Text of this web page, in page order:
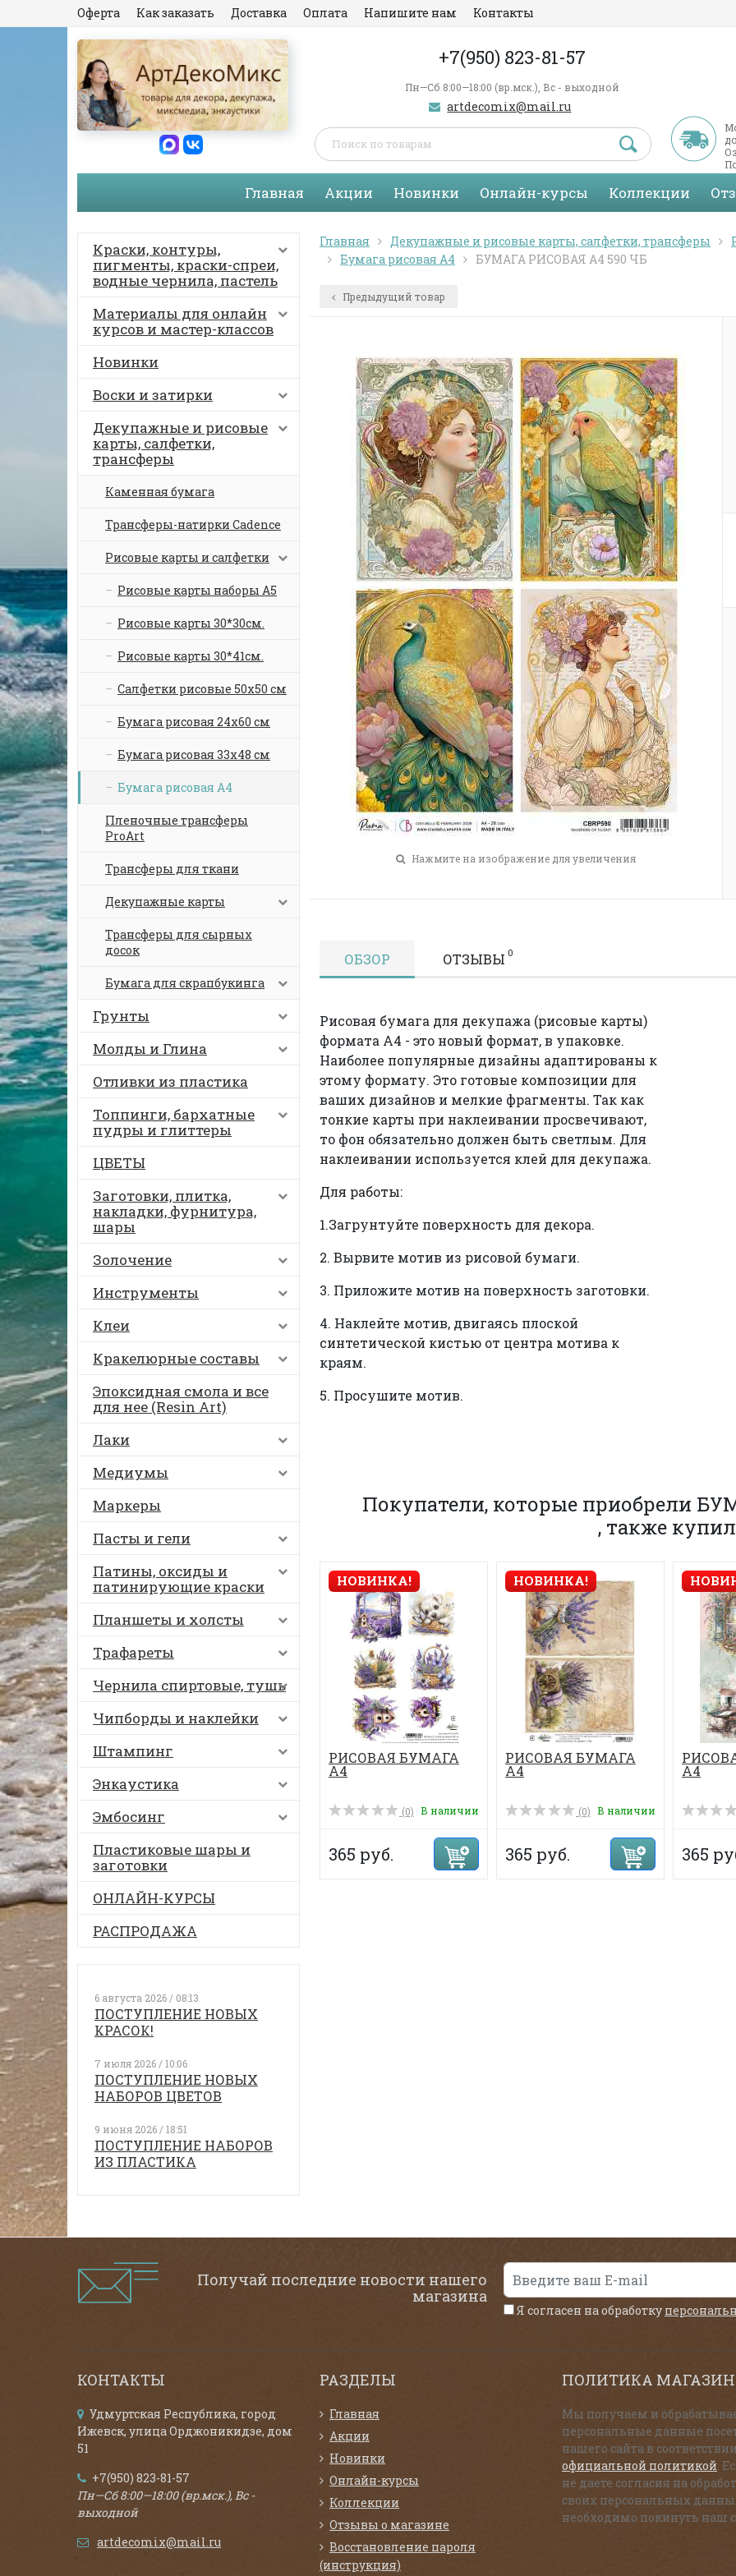
Оферта Как заказать Доставка Оплата Напишите нам Контакты
+7(950) 823-81-57
Пн—Сб 8:00—18:00 (вр.мск.), Вс - выходной
artdecomix@mail.ru
Главная Акции Новинки Онлайн-курсы Коллекции
Краски, контуры,
пигменты, краски-спреи,
водные чернила, пастель
Материалы для онлайн
курсов и мастер-классов
Новинки
Воски и затирки
Декупажные и рисовые
карты, салфетки,
трансферы
Каменная бумага
Трансферы-натирки Cadence
Рисовые карты и салфетки
Рисовые карты наборы А5
Рисовые карты 30*30см.
Рисовые карты 30*41см.
Салфетки рисовые 50х50 см
Бумага рисовая 24х60 см
Бумага рисовая 33х48 см
Бумага рисовая А4
Пленочные трансферы
ProArt
Трансферы для ткани
Декупажные карты
Трансферы для сырных
досок
Бумага для скрапбукинга
Грунты
Молды и Глина
Отливки из пластика
Топпинги, бархатные
пудры и глиттеры
ЦВЕТЫ
Заготовки, плитка,
накладки, фурнитура,
шары
Золочение
Инструменты
Клеи
Кракелюрные составы
Эпоксидная смола и все
для нее (Resin Art)
Лаки
Медиумы
Маркеры
Пасты и гели
Патины, оксиды и
патинирующие краски
Планшеты и холсты
Трафареты
Чернила спиртовые, тушь
Чипборды и наклейки
Штампинг
Энкаустика
Эмбосинг
Пластиковые шары и
заготовки
ОНЛАЙН-КУРСЫ
РАСПРОДАЖА
6 августа 2026 / 08:13
ПОСТУПЛЕНИЕ НОВЫХ
КРАСОК!
7 июля 2026 / 10:06
ПОСТУПЛЕНИЕ НОВЫХ
НАБОРОВ ЦВЕТОВ
9 июня 2026 / 18:51
ПОСТУПЛЕНИЕ НАБОРОВ
ИЗ ПЛАСТИКА
Главная Декупажные и рисовые карты, салфетки, трансферы
Бумага рисовая А4
БУМАГА РИСОВАЯ А4 590 ЧБ
Предыдущий товар
Нажмите на изображение для увеличения
ОБЗОР ОТЗЫВЫ 0
Рисовая бумага для декупажа (рисовые карты)
формата А4 - это новый формат, в упаковке.
Наиболее популярные дизайны адаптированы к
этому формату. Это готовые композиции для
ваших дизайнов и мелкие фрагменты. Так как
тонкие карты при наклеивании просвечивают,
то фон обязательно должен быть светлым. Для
наклеивании используется клей для декупажа.
Для работы:
1.Загрунтуйте поверхность для декора.
2. Вырвите мотив из рисовой бумаги.
3. Приложите мотив на поверхность заготовки.
4. Наклейте мотив, двигаясь плоской
синтетической кистью от центра мотива к
краям.
5. Просушите мотив.
Покупатели, которые приобрели
, также
НОВИНКА!
РИСОВАЯ БУМАГА
А4
(0) В наличии
365 руб.
НОВИНКА!
РИСОВАЯ БУМАГА
А4
(0) В наличии
365 руб.
А4
365
Получай последние новости нашего
магазина
Я согласен на обработку
КОНТАКТЫ
Удмуртская Республика, город
Ижевск, улица Орджоникидзе, дом
51
+7(950) 823-81-57
Пн—Сб 8:00—18:00 (вр.мск.), Вс -
выходной
artdecomix@mail.ru
РАЗДЕЛЫ
Главная
Акции
Новинки
Онлайн-курсы
Коллекции
Отзывы о магазине
Восстановление пароля
(инструкция)
ПОЛИТИКА
Мы получаем и
персональные данные
нашего сайта в
официальной политикой.
не даете согласия на
своих персональных
необходимо покинуть наш